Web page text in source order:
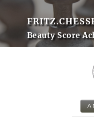
Beauty Score